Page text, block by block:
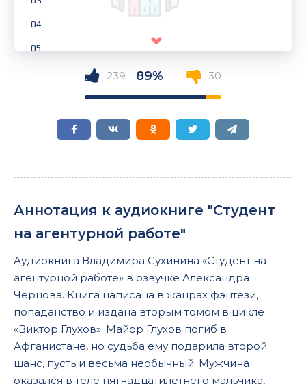
04
05
239 89% 30
Аннотация к аудиокниге "Студент
на агентурной работе"
Аудиокнига Владимира Сухинина «Студент на
агентурной работе» в озвучке Александра
Чернова. Книга написана в жанрах фэнтези,
попаданство и издана вторым томом в цикле
«Виктор Глухов». Майор Глухов погиб в
Афганистане, но судьба ему подарила второй
шанс, пусть и весьма необычный. Мужчина
оказался в теле пятнадцатилетнего мальчика,